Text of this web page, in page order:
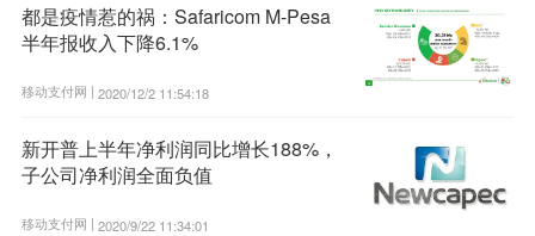
都是疫情惹的祸：Safaricom M-Pesa
半年报收入下降6.1%
移动支付网 | 2020/12/2 11:54:18
新开普上半年净利润同比增长188%，
子公司净利润全面负值
移动支付网 | 2020/9/22 11:34:01